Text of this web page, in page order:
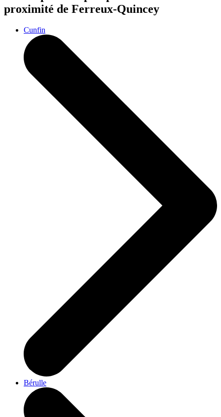
proximité de Ferreux-Quincey
Cunfin
Bérulle